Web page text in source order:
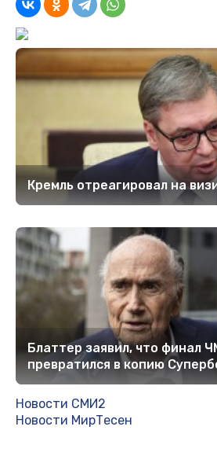
Кремль отреагировал на
Блаттер заявил, что финал
превратился в копию
Новости СМИ2
Новости МирТесен